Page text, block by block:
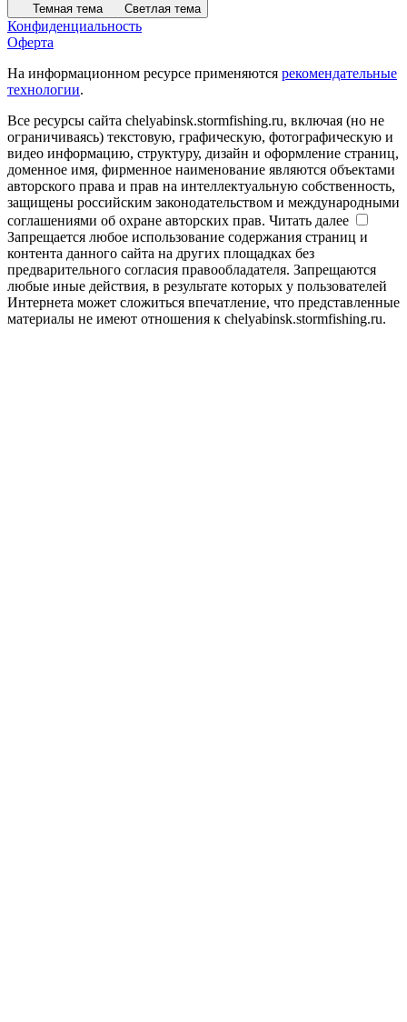
Темная тема Светлая тема
Конфиденциальность
Оферта
На информационном ресурсе применяются рекомендательные
технологии.
Все ресурсы сайта chelyabinsk.stormfishing.ru, включая (но не
ограничиваясь) текстовую, графическую, фотографическую и
видео информацию, структуру, дизайн и оформление страниц,
доменное имя, фирменное наименование являются объектами
авторского права и прав на интеллектуальную собственность,
защищены российским законодательством и международными
соглашениями об охране авторских прав. Читать далее
Запрещается любое использование содержания страниц и
контента данного сайта на других площадках без
предварительного согласия правообладателя. Запрещаются
любые иные действия, в результате которых у пользователей
Интернета может сложиться впечатление, что представленные
материалы не имеют отношения к chelyabinsk.stormfishing.ru.